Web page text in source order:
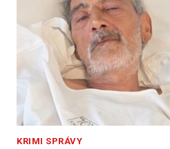
KRIMI SPRÁVY